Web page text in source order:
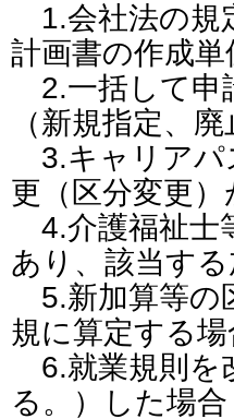
1.会社法の規
計画書の作成
2.一括して申
（新規指定、
3.キャリアパ
更（区分変更
4.介護福祉士
あり、該当す
5.新加算等の
規に算定する場
6.就業規則を
る。）した場合